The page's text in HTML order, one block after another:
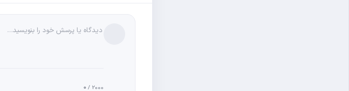
0 / 2000